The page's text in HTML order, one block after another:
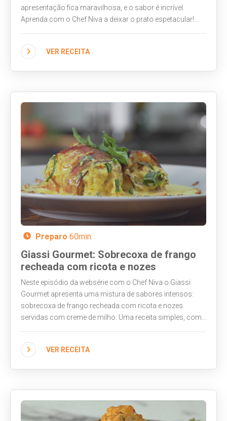
apresentação fica maravilhosa, e o sabor é incrível.
Aprenda com o Chef Niva a deixar o prato espetacular!
encontra no Giassi mais próximo.
VER RECEITA
Preparo 60min
Giassi Gourmet: Sobrecoxa de frango
recheada com ricota e nozes
Neste episódio da websérie com o Chef Niva o Giassi
Gourmet apresenta uma mistura de sabores intensos:
sobrecoxa de frango recheada com ricota e nozes
servidas com creme de milho. Uma receita simples, com
fazer em casa!
VER RECEITA